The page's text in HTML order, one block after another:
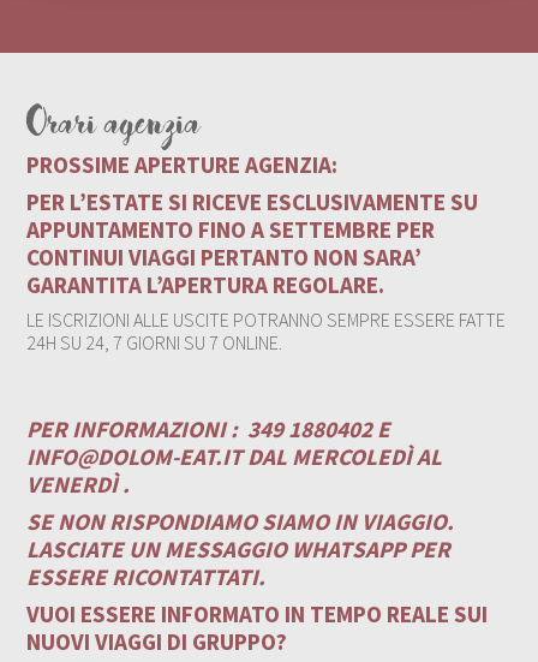
Orari agenzia
PROSSIME APERTURE AGENZIA:
PER L’ESTATE SI RICEVE ESCLUSIVAMENTE SU
APPUNTAMENTO FINO A SETTEMBRE PER
CONTINUI VIAGGI PERTANTO NON SARA’
GARANTITA L’APERTURA REGOLARE.
LE ISCRIZIONI ALLE USCITE POTRANNO SEMPRE ESSERE FATTE
24H SU 24, 7 GIORNI SU 7 ONLINE.
PER INFORMAZIONI : 349 1880402 E
INFO@DOLOM-EAT.ITDAL MERCOLEDÌ AL
VENERDÌ .
SE NON RISPONDIAMO SIAMO IN VIAGGIO.
LASCIATE UN MESSAGGIO WHATSAPP PER
ESSERE RICONTATTATI.
VUOI ESSERE INFORMATO IN TEMPO REALE SUI
NUOVI VIAGGI DI GRUPPO?